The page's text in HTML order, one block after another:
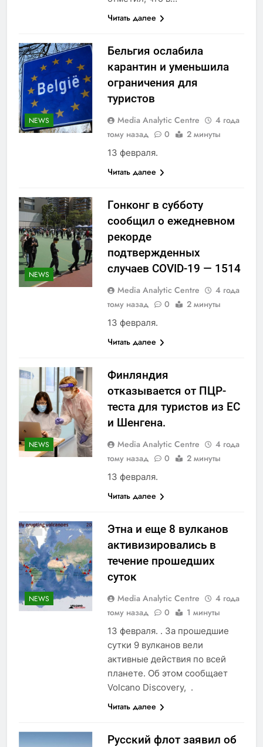
Читать далее
NEWS
Бельгия ослабила
карантин и уменьшила
ограничения для
туристов
Media Analytic Centre
4 года
тому назад
0 2 минуты
13 февраля.
Читать далее
NEWS
Гонконг в субботу
сообщил о ежедневном
рекорде
подтвержденных
случаев COVID-19 — 1514
Media Analytic Centre
4 года
тому назад
0 2 минуты
13 февраля.
Читать далее
NEWS
Финляндия
отказывается от ПЦР-
теста для туристов из ЕС
и Шенгена.
Media Analytic Centre
4 года
тому назад
0 2 минуты
13 февраля.
Читать далее
NEWS
Этна и еще 8 вулканов
активизировались в
течение прошедших
суток
Media Analytic Centre
4 года
тому назад
0 1 минуты
13 февраля. . За прошедшие
сутки 9 вулканов вели
активные действия по всей
планете. Об этом сообщает
Volcano Discovery, .
Читать далее
Русский флот заявил об